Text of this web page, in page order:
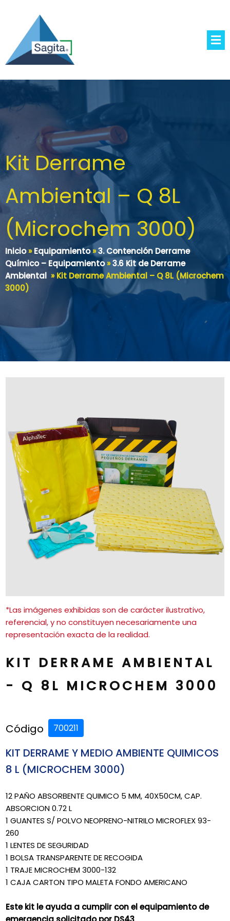
Kit Derrame
Ambiental – Q 8L
(Microchem 3000)
Inicio»Equipamiento»3. Contención Derrame
Químico – Equipamiento»3.6 Kit de Derrame
Ambiental »Kit Derrame Ambiental – Q 8L (Microchem
3000)
*Las imágenes exhibidas son de carácter ilustrativo,
referencial, y no constituyen necesariamente una
representación exacta de la realidad.
KIT DERRAME AMBIENTAL
- Q 8L MICROCHEM 3000
Código 700211
KIT DERRAME Y MEDIO AMBIENTE QUIMICOS
8 L (MICROCHEM 3000)
12 PAÑO ABSORBENTE QUIMICO 5 MM, 40X50CM, CAP.
ABSORCION 0.72 L
1 GUANTES S/ POLVO NEOPRENO-NITRILO MICROFLEX 93-
260
1 LENTES DE SEGURIDAD
1 BOLSA TRANSPARENTE DE RECOGIDA
1 TRAJE MICROCHEM 3000-132
1 CAJA CARTON TIPO MALETA FONDO AMERICANO
Este kit le ayuda a cumplir con el equipamiento de